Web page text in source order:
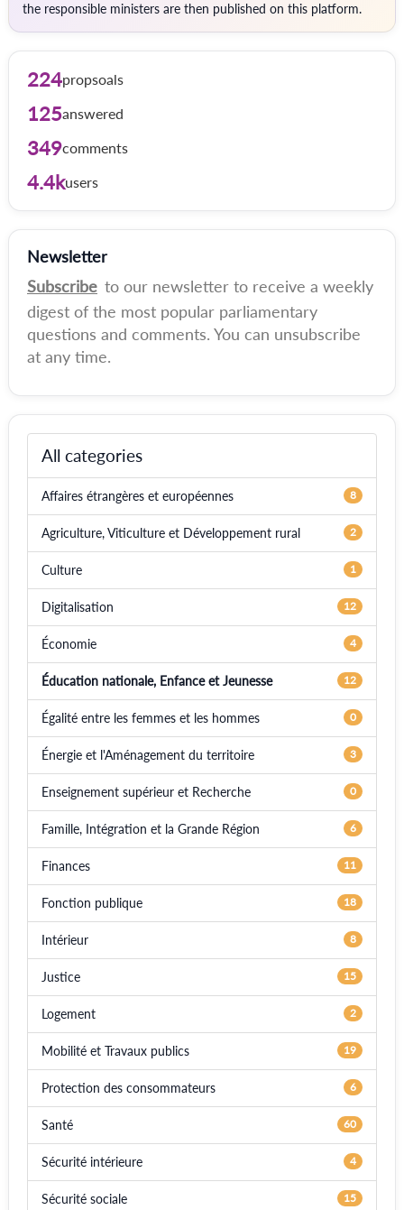
the responsible ministers are then published on this platform.
224propsoals
125answered
349comments
4.4kusers
Newsletter
Subscribe to our newsletter to receive a weekly
digest of the most popular parliamentary
questions and comments. You can unsubscribe
at any time.
All categories
Affaires étrangères et européennes 8
Agriculture, Viticulture et Développement rural 2
Culture 1
Digitalisation 12
Économie 4
Éducation nationale, Enfance et Jeunesse 12
Égalité entre les femmes et les hommes 0
Énergie et l'Aménagement du territoire 3
Enseignement supérieur et Recherche 0
Famille, Intégration et la Grande Région 6
Finances 11
Fonction publique 18
Intérieur 8
Justice 15
Logement 2
Mobilité et Travaux publics 19
Protection des consommateurs 6
Santé 60
Sécurité intérieure 4
Sécurité sociale 15